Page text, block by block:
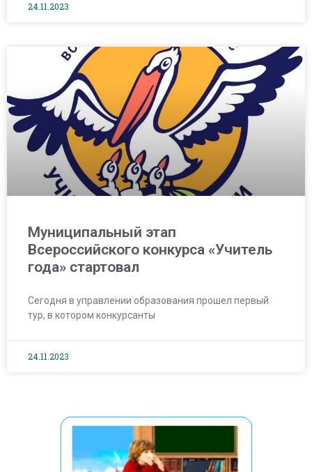
24.11.2023
Муниципальный этап
Всероссийского конкурса «Учитель
года» стартовал
Сегодня в управлении образования прошел первый
тур, в котором конкурсанты
24.11.2023